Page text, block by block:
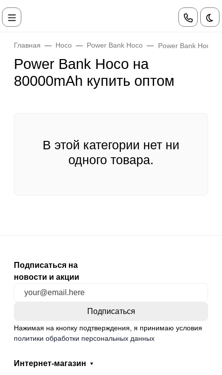
Главная Hoco Power Bank Hoco Power Bank Hoco
Power Bank Hoco на
80000mAh купить оптом
В этой категории нет ни
одного товара.
Подписаться на
новости и акции
Нажимая на кнопку подтверждения, я принимаю условия
политики обработки персональных данных
Интернет-магазин